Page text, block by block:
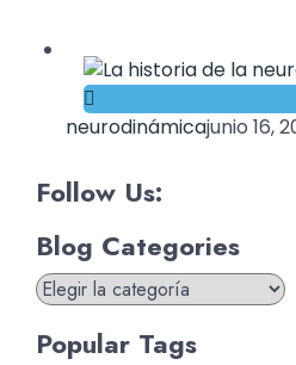
neurodinámicajunio 16,
Follow Us:
Blog Categories
Blog
Categories
Popular Tags